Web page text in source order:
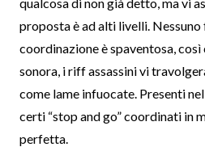
proposta è ad alti livelli. Nessuno
coordinazione è spaventosa,
sonora, i riff assassini vi
come lame infuocate. Presenti
certi “stop and go” coordinati in
perfetta.